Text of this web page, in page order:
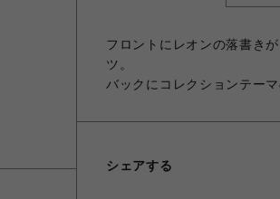
フロントにレオンの落書き
ツ。
バックにコレクションテー
シェアする